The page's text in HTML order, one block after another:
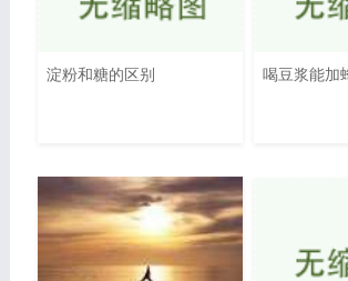
淀粉和糖的区别 喝豆浆能加